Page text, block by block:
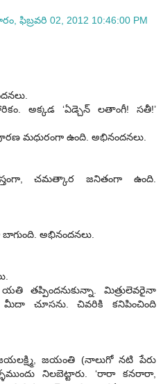
ఫిబ్రవరి 02, 2012 10:46:00 PM
అక్కడ ‘ఏడ్చెన్ లతాంగీ! సతీ!’
మధురంగా ఉంది. అభినందనలు.
చమత్కార జనితంగా ఉంది.
అభినందనలు.
తప్పిందనుకున్నా. మిత్రులెవరైనా
మీదా చూసను. చివరికి కనిపించింది
జయంతి (నాలుగో నటి పేరు
నిలబెట్టారు. ‘రారా కనరారా,